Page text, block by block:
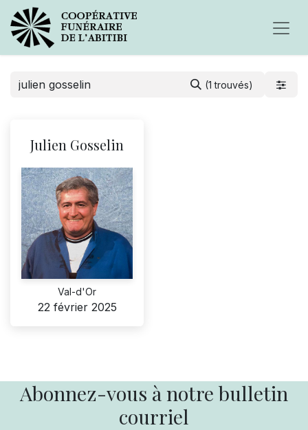
(1 trouvés)
Julien Gosselin
Val-d'Or
22 février 2025
Abonnez-vous à notre bulletin
courriel